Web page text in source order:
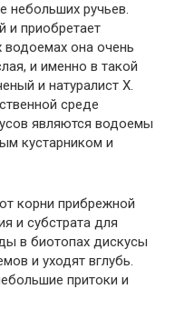
небольших ручьев.
и приобретает
водоемах она очень
и именно в такой
и натуралист Х.
среде
являются водоемы
кустарником и
корни прибрежной
и субстрата для
в биотопах дискусы
и уходят вглубь.
притоки и